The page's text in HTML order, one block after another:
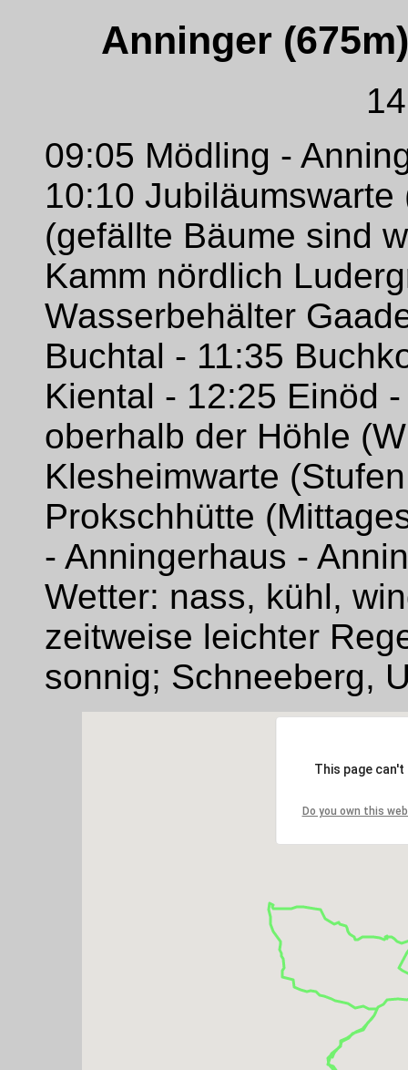
Anninger
09:05 Mödling -
10:10 Jubiläumswarte
(gefällte Bäume sind
Kamm nördlich
Wasserbehälter
Buchtal - 11:35
Kiental - 12:25 Einöd
oberhalb der Höhle
Klesheimwarte
Prokschhütte
- Anningerhaus -
Wetter: nass, kühl,
zeitweise leichter
sonnig; Schneeberg,
This page
Do you own this